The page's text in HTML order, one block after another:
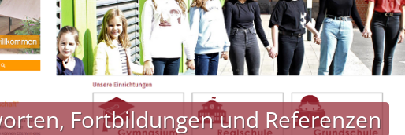
Fortbildungen und Referenzen